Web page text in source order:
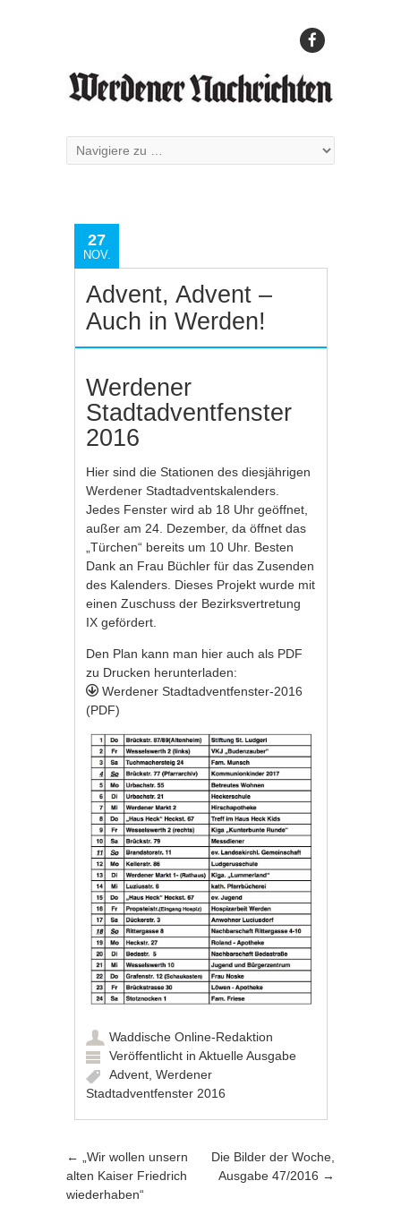
27
NOV.
Advent, Advent –
Auch in Werden!
Werdener
Stadtadventfenster
2016
Hier sind die Stationen des diesjährigen
Werdener Stadtadventskalenders.
Jedes Fenster wird ab 18 Uhr geöffnet,
außer am 24. Dezember, da öffnet das
„Türchen“ bereits um 10 Uhr. Besten
Dank an Frau Büchler für das Zusenden
des Kalenders. Dieses Projekt wurde mit
einen Zuschuss der Bezirksvertretung
IX gefördert.
Den Plan kann man hier auch als PDF
zu Drucken herunterladen:
Werdener Stadtadventfenster-2016
(PDF)
Waddische Online-Redaktion
Veröffentlicht inAktuelle Ausgabe
Advent,Werdener
Stadtadventfenster 2016
Artikel-Navigation
← „Wir wollen unsern
alten Kaiser Friedrich
wiederhaben“
Die Bilder der Woche,
Ausgabe 47/2016 →